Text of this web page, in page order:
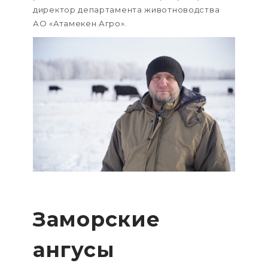
директор департамента животноводства
АО «Атамекен Агро».
Заморские
ангусы